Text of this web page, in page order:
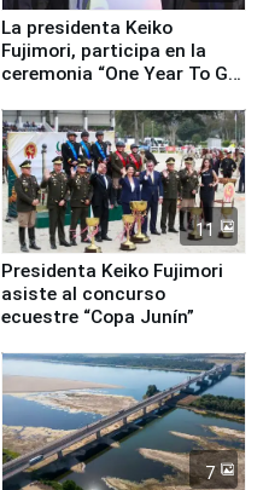
La presidenta Keiko
Fujimori, participa en la
ceremonia “One Year To Go
11
Presidenta Keiko Fujimori
asiste al concurso
ecuestre “Copa Junín”
7